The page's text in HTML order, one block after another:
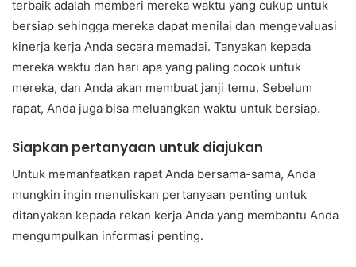
terbaik adalah memberi mereka waktu yang cukup untuk
bersiap sehingga mereka dapat menilai dan mengevaluasi
kinerja kerja Anda secara memadai. Tanyakan kepada
mereka waktu dan hari apa yang paling cocok untuk
mereka, dan Anda akan membuat janji temu. Sebelum
rapat, Anda juga bisa meluangkan waktu untuk bersiap.
Siapkan pertanyaan untuk diajukan
Untuk memanfaatkan rapat Anda bersama-sama, Anda
mungkin ingin menuliskan pertanyaan penting untuk
ditanyakan kepada rekan kerja Anda yang membantu Anda
mengumpulkan informasi penting.